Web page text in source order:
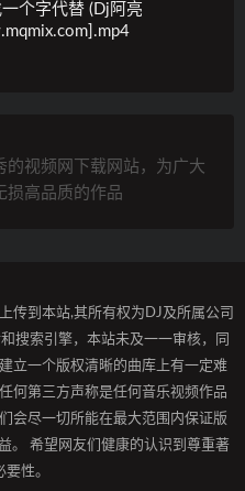
个字代替 (Dj阿亮
的视频网下载网站，为广大
损高品质的作品
传到本站,其所有权为DJ及所属公司
搜索引擎，本站未及一一审核，同
立一个版权清晰的曲库上有一定难
何第三方声称是任何音乐视频作品
会尽一切所能在最大范围内保证版
。 希望网友们健康的认识到尊重著
性。